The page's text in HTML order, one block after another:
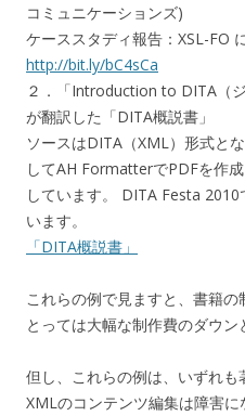
コミュニケーションズ)
ケーススタディ報告：XSL-FO
http://bit.ly/bC4sCa
２．「Introduction to DITA（
が翻訳した「DITA概説書」
ソースはDITA（XML）形式と
してAH FormatterでPDFを作
しています。 DITA Festa
います。
「DITA概説書」
これらの例で見ますと、書籍
とっては大幅な制作費のダウン
但し、これらの例は、いずれも
XMLのコンテンツ編集は障害